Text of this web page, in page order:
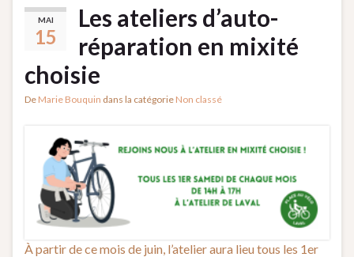
MAI
15
Les ateliers d’auto-
réparation en mixité
choisie
De Marie Bouquin dans la catégorie Non classé
À partir de ce mois de juin, l’atelier aura lieu tous les 1er